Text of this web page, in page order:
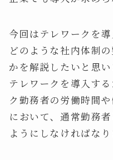
今回はテレワークを導
どのような社内体制
かを解説したいと思い
テレワークを導入す
ク勤務者の労働時間
において、通常勤務
ようにしなければなり